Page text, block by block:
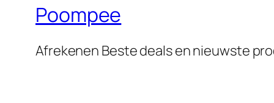
Poompee
Afrekenen Beste deals en nieuwste